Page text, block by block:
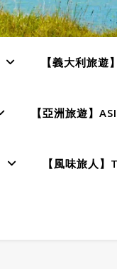
【義大利旅遊
【亞洲旅遊】
【風味旅人】